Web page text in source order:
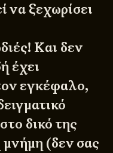
να ξεχωρίσει
Και δεν
έχει
εγκέφαλο,
δικό της
μνήμη (δεν σας